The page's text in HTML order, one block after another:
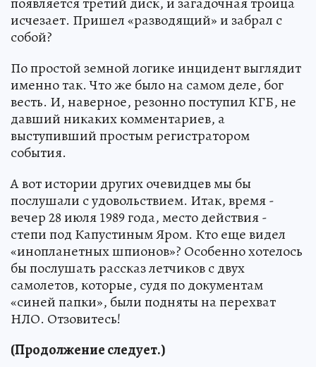
исчезает. Пришел «разводящий» и забрал с
собой?
По простой земной логике инцидент выглядит
именно так. Что же было на самом деле, бог
весть. И, наверное, резонно поступил КГБ, не
давший никаких комментариев, а
выступивший простым регистратором
события.
А вот истории других очевидцев мы бы
послушали с удовольствием. Итак, время -
вечер 28 июля 1989 года, место действия -
степи под Капустиным Яром. Кто еще видел
«инопланетных шпионов»? Особенно хотелось
бы послушать рассказ летчиков с двух
самолетов, которые, судя по документам
«синей папки», были подняты на перехват
НЛО. Отзовитесь!
(Продолжение следует.)